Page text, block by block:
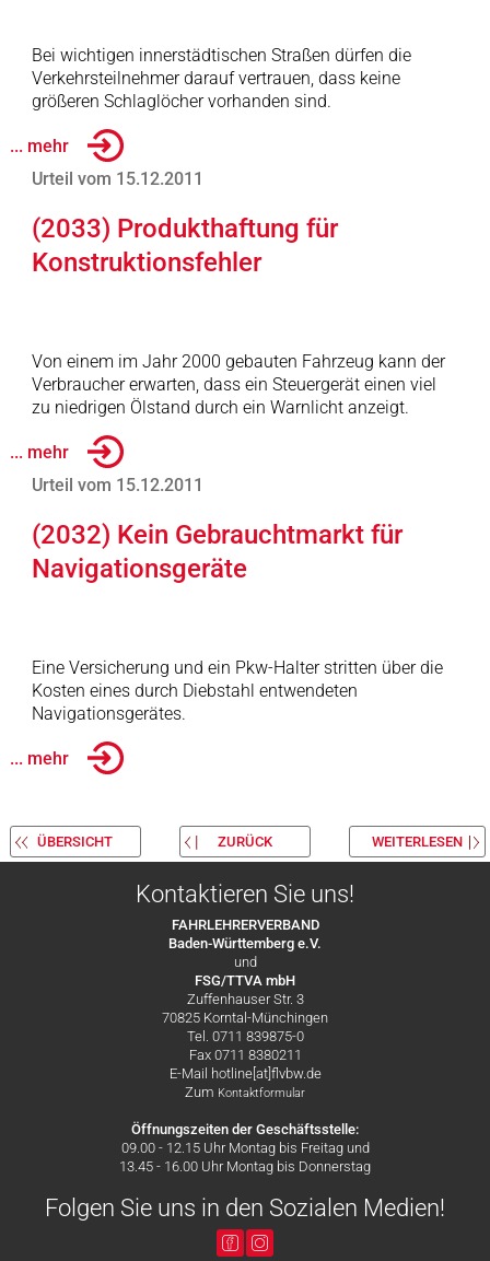
Bei wichtigen innerstädtischen Straßen dürfen die
Verkehrsteilnehmer darauf vertrauen, dass keine
größeren Schlaglöcher vorhanden sind.
... mehr
Urteil vom 15.12.2011
(2033) Produkthaftung für
Konstruktionsfehler
Von einem im Jahr 2000 gebauten Fahrzeug kann der
Verbraucher erwarten, dass ein Steuergerät einen viel
zu niedrigen Ölstand durch ein Warnlicht anzeigt.
... mehr
Urteil vom 15.12.2011
(2032) Kein Gebrauchtmarkt für
Navigationsgeräte
Eine Versicherung und ein Pkw-Halter stritten über die
Kosten eines durch Diebstahl entwendeten
Navigationsgerätes.
... mehr
ÜBERSICHT ZURÜCK WEITERLESEN
Kontaktieren Sie uns!
FAHRLEHRERVERBAND
Baden-Württemberg e.V.
und
FSG/TTVA mbH
Zuffenhauser Str. 3
70825 Korntal-Münchingen
Tel. 0711 839875-0
Fax 0711 8380211
E-Mail hotline[at]flvbw.de
Zum Kontaktformular
Öffnungszeiten der Geschäftsstelle:
09.00 - 12.15 Uhr Montag bis Freitag und
13.45 - 16.00 Uhr Montag bis Donnerstag
Folgen Sie uns in den Sozialen Medien!